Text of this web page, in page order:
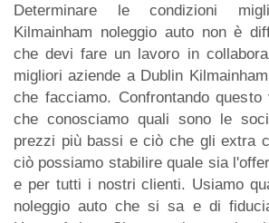
Determinare le condizioni
Kilmainham noleggio auto non è
che devi fare un lavoro in
migliori aziende a Dublin
che facciamo. Confrontando
che conosciamo quali sono le
prezzi più bassi e ciò che gli extra
ciò possiamo stabilire quale sia
e per tutti i nostri clienti. Usiamo
noleggio auto che si sa e di